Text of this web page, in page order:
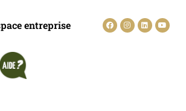
entreprise